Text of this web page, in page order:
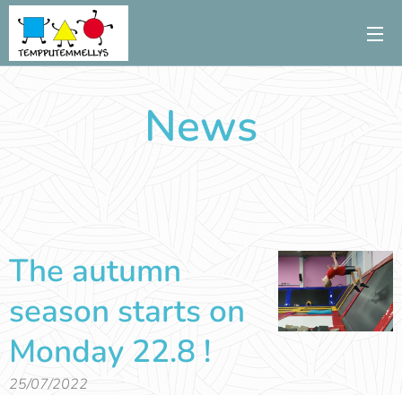
News
The autumn
season starts on
Monday 22.8 !
25/07/2022